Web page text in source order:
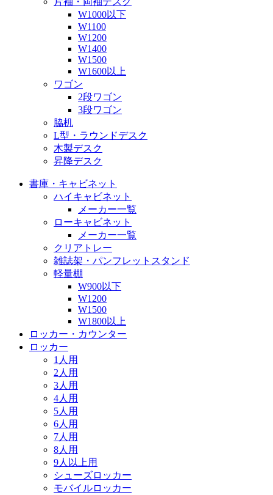
W1000以下
W1100
W1200
W1400
W1500
W1600以上
ワゴン
2段ワゴン
3段ワゴン
脇机
L型・ラウンドデスク
木製デスク
昇降デスク
書庫・キャビネット
ハイキャビネット
メーカー一覧
ローキャビネット
メーカー一覧
クリアトレー
雑誌架・パンフレットスタンド
軽量棚
W900以下
W1200
W1500
W1800以上
ロッカー・カウンター
ロッカー
1人用
2人用
3人用
4人用
5人用
6人用
7人用
8人用
9人以上用
シューズロッカー
モバイルロッカー